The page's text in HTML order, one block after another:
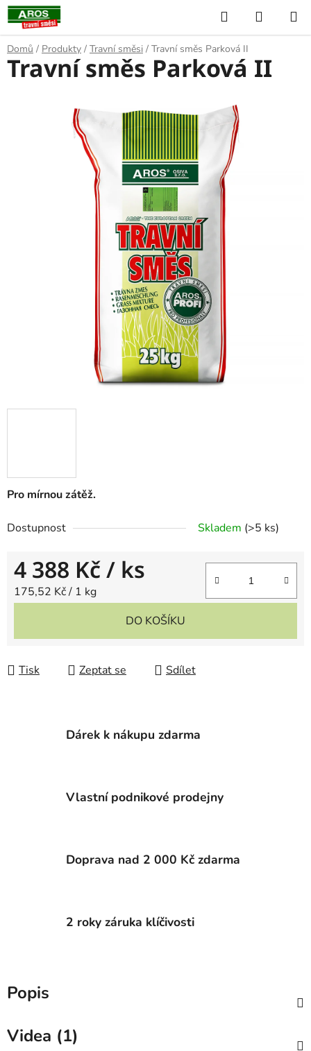
Přejít
na
obsah
Hledat
KOŠÍK
Domů / Produkty / Travní směsi / Travní směs Parková II
Pro mírnou zátěž.
Dostupnost Skladem (>5 ks)
4 388 Kč/ ks
Měrná cena:
175,52 Kč / 1 kg
DO KOŠÍKU
Tisk Zeptat se Sdílet
Travní směs Parková II
Dárek k nákupu zdarma
Vlastní podnikové prodejny
Doprava nad 2 000 Kč zdarma
2 roky záruka klíčivosti
Popis
Videa (1)